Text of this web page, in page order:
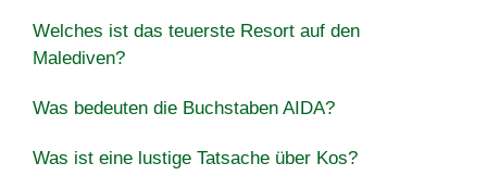
Welches ist das teuerste Resort auf den
Malediven?
Was bedeuten die Buchstaben AIDA?
Was ist eine lustige Tatsache über Kos?